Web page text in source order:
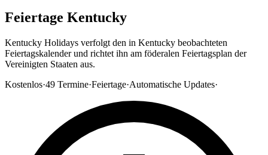
Feiertage Kentucky
Kentucky Holidays verfolgt den in Kentucky beobachteten
Feiertagskalender und richtet ihn am föderalen Feiertagsplan der
Vereinigten Staaten aus.
Kostenlos·49 Termine·Feiertage·Automatische Updates·